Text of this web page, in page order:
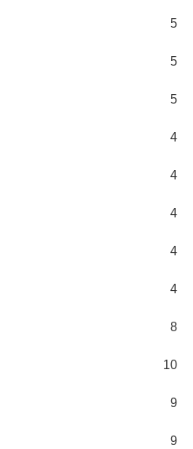
5
5
5
4
4
4
4
4
8
10
9
9